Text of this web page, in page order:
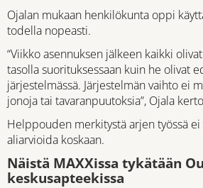
Ojalan mukaan henkilökunta oppi
todella nopeasti.
“Viikko asennuksen jälkeen kaikki
tasolla suorituksessaan kuin he olivat
järjestelmässä. Järjestelmän vaihto ei
jonoja tai tavaranpuutoksia”, Ojala
Helppouden merkitystä arjen työssä ei
aliarvioida koskaan.
Näistä MAXXissa tykätään
keskusapteekissa